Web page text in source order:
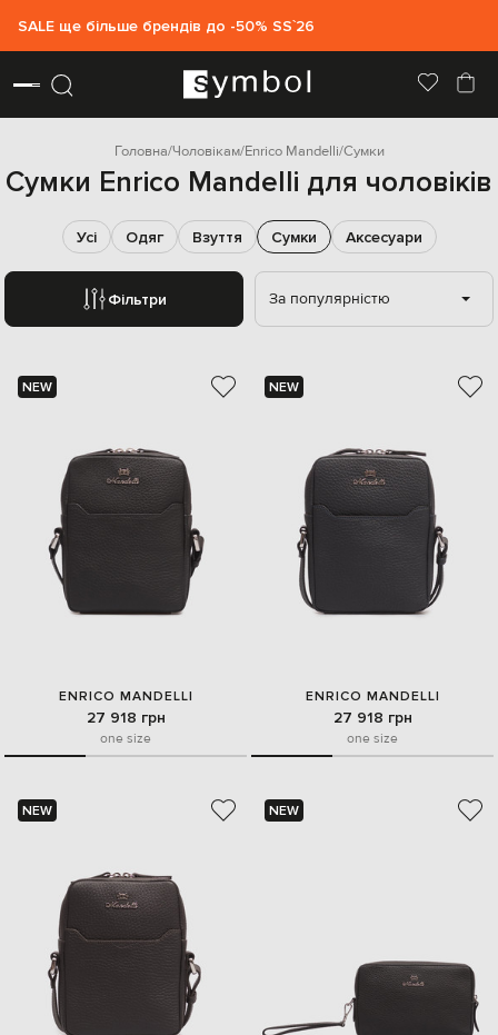
SALE ще більше брендів до -50% SS`26
Головна Чоловікам Enrico Mandelli Сумки
Сумки Enrico Mandelli для чоловіків
Фільтри
Усі Одяг Взуття Сумки Аксесуари
За популярністю
NEW
ENRICO MANDELLI
27 918 грн
one size
NEW
ENRICO MANDELLI
27 918 грн
one size
NEW NEW